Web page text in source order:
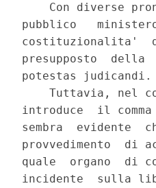
Con diverse
pubblico
costituzionalita'
presupposto
potestas judicandi.
Tuttavia, nel
introduce  il
sembra  evidente
provvedimento  di
quale  organo  di
incidente  sulla